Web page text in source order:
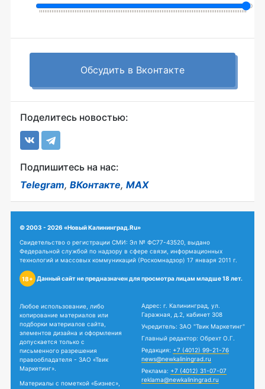
Обсудить в Вконтакте
Поделитесь новостью:
Подпишитесь на нас:
Telegram, ВКонтакте, MAX
© 2003 - 2026 «Новый Калининград.Ru»
Свидетельство о регистрации СМИ: Эл № ФС77-43520, выдано
Федеральной службой по надзору в сфере связи, информационных
технологий и массовых коммуникаций (Роскомнадзор) 17 января 2011 г.
18+ Данный сайт не предназначен для просмотра лицам младше 18 лет.
Любое использование, либо
копирование материалов или
подборки материалов сайта,
элементов дизайна и оформления
допускается только с
письменного разрешения
правообладателя - ЗАО «Твик
Маркетинг».
Материалы с пометкой «Бизнес»,
Адрес: г. Калининград, ул.
Гаражная, д.2, кабинет 308
Учредитель: ЗАО "Твик Маркетинг"
Главный редактор: Обрехт О.Г.
Редакция: +7 (4012) 99-21-76
news@newkaliningrad.ru
Реклама: +7 (4012) 31-07-07
reklama@newkaliningrad.ru